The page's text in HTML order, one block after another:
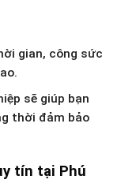
gian, công sức
sẽ giúp bạn
thời đảm bảo
tín tại Phú